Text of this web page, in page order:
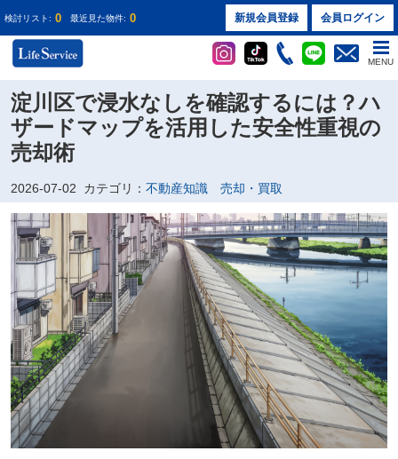
検討リスト: 0 最近見た物件: 0 新規会員登録 会員ログイン
MENU
淀川区で浸水なしを確認するには？ハ
ザードマップを活用した安全性重視の
売却術
2026-07-02 カテゴリ： 不動産知識 売却・買取